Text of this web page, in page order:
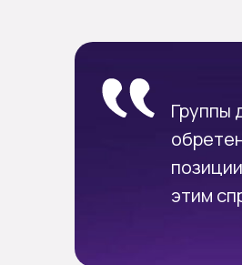
Группы
этим